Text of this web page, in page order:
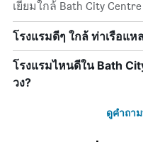
เยี่ยมใกล้ Bath City Centre
โรงแรมดีๆ ใกล้ ท่าเรือแ
โรงแรมไหนดีใน Bath
วง?
ดูคำถา